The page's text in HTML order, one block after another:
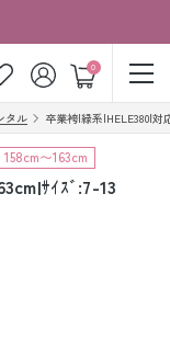
0
カート
流れ
タル 卒業袴|緑系|HELE380|対
〜163cm
ｻｲｽﾞ:7-13